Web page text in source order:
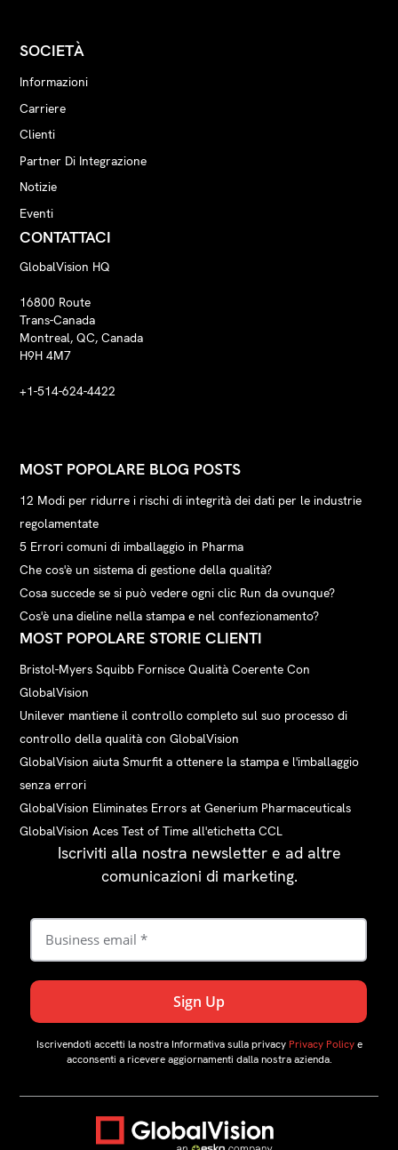
SOCIETÀ
Informazioni
Carriere
Clienti
Partner Di Integrazione
Notizie
Eventi
CONTATTACI
GlobalVision HQ
16800 Route
Trans-Canada
Montreal, QC, Canada
H9H 4M7
+1-514-624-4422
MOST POPOLARE BLOG POSTS
12 Modi per ridurre i rischi di integrità dei dati per le industrie
regolamentate
5 Errori comuni di imballaggio in Pharma
Che cos'è un sistema di gestione della qualità?
Cosa succede se si può vedere ogni clic Run da ovunque?
Cos'è una dieline nella stampa e nel confezionamento?
MOST POPOLARE STORIE CLIENTI
Bristol-Myers Squibb Fornisce Qualità Coerente Con
GlobalVision
Unilever mantiene il controllo completo sul suo processo di
controllo della qualità con GlobalVision
GlobalVision aiuta Smurfit a ottenere la stampa e l'imballaggio
senza errori
GlobalVision Eliminates Errors at Generium Pharmaceuticals
GlobalVision Aces Test of Time all'etichetta CCL
Iscriviti alla nostra newsletter e ad altre
comunicazioni di marketing.
Iscrivendoti accetti la nostra Informativa sulla privacy Privacy Policye
acconsenti a ricevere aggiornamenti dalla nostra azienda.